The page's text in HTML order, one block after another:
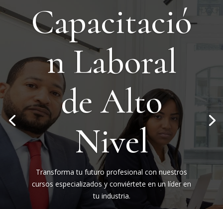
Capacitació
n Laboral
de Alto
Nivel
Transforma tu futuro profesional con nuestros
cursos especializados y conviértete en un líder en
tu industria.